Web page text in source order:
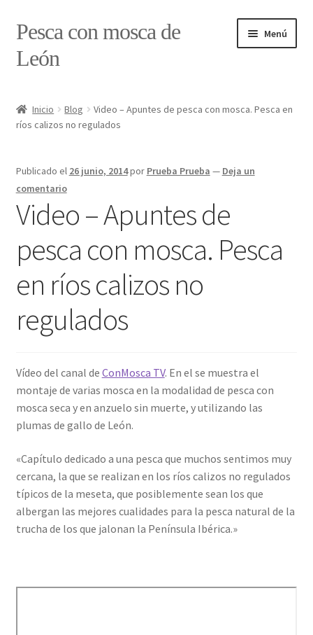
Ir
a
Ir
al
contenido
Pesca con mosca de
León
Menú
#7897 (sin título)
Estado de tramos de pesca
Mi cuenta
Realizar pedido
Resultados en pesca con mosca de León
Shop
Tienda
Inicio Blog
Video – Apuntes de pesca con mosca. Pesca en
ríos calizos no regulados
Publicado el 26 junio, 2014por Prueba Prueba — Deja un
comentario
Video – Apuntes de
pesca con mosca. Pesca
en ríos calizos no
regulados
Vídeo del canal de ConMosca TV. En el se muestra el
montaje de varias mosca en la modalidad de pesca con
mosca seca y en anzuelo sin muerte, y utilizando las
plumas de gallo de León.
«Capítulo dedicado a una pesca que muchos sentimos muy
cercana, la que se realizan en los ríos calizos no regulados
típicos de la meseta, que posiblemente sean los que
albergan las mejores cualidades para la pesca natural de la
trucha de los que jalonan la Península Ibérica.»